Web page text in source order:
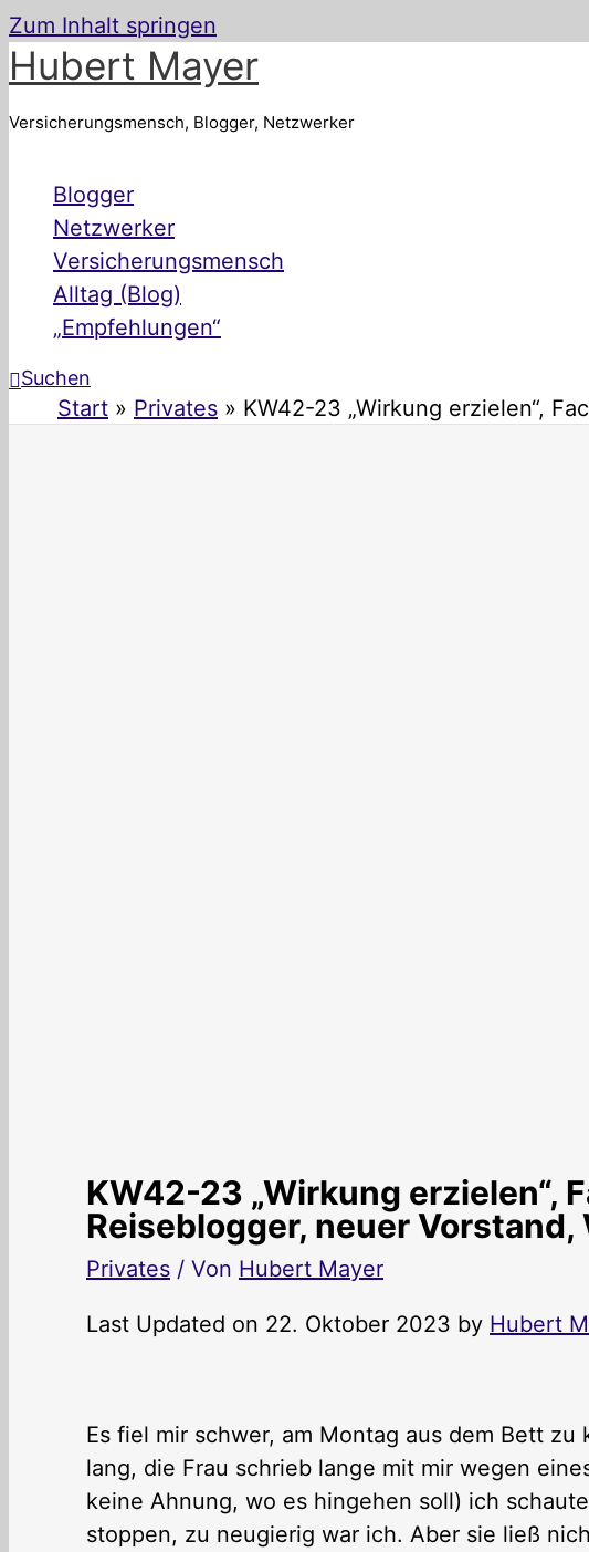
Zum Inhalt springen
Hubert Mayer
Versicherungsmensch, Blogger, Netzwerker
Blogger
Netzwerker
Versicherungsmensch
Alltag (Blog)
„Empfehlungen“
Suchen
Start Privates KW42-23 „Wirkung erzielen“,
KW42-23 „Wirkung erzielen“,
Reiseblogger, neuer
Privates / Von Hubert Mayer
Last Updated on 22. Oktober 2023 by Hubert
Es fiel mir schwer, am Montag aus dem Bett
lang, die Frau schrieb lange mit mir wegen
keine Ahnung, wo es hingehen soll) ich
stoppen, zu neugierig war ich. Aber sie ließ